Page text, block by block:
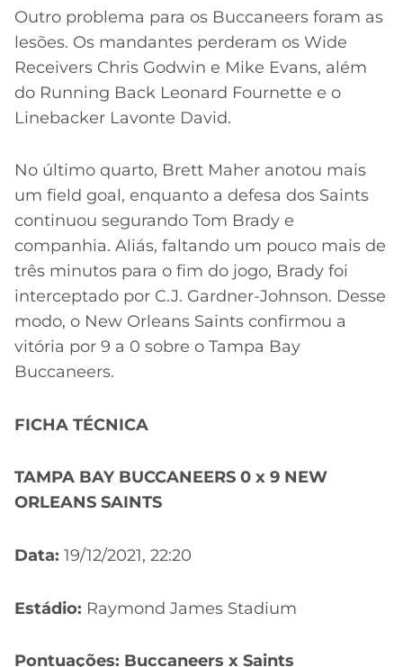
Outro problema para os Buccaneers foram as
lesões. Os mandantes perderam os Wide
Receivers Chris Godwin e Mike Evans, além
do Running Back Leonard Fournette e o
Linebacker Lavonte David.
No último quarto, Brett Maher anotou mais
um field goal, enquanto a defesa dos Saints
continuou segurando Tom Brady e
companhia. Aliás, faltando um pouco mais de
três minutos para o fim do jogo, Brady foi
interceptado por C.J. Gardner-Johnson. Desse
modo, o New Orleans Saints confirmou a
vitória por 9 a 0 sobre o Tampa Bay
Buccaneers.
FICHA TÉCNICA
TAMPA BAY BUCCANEERS 0 x 9 NEW
ORLEANS SAINTS
Data: 19/12/2021, 22:20
Estádio: Raymond James Stadium
Pontuações: Buccaneers x Saints